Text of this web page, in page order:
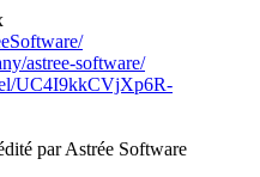
par Astrée Software